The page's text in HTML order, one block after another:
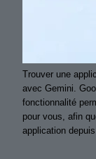
Trouver une
avec Gemini.
fonctionnalité
pour vous, afin
application